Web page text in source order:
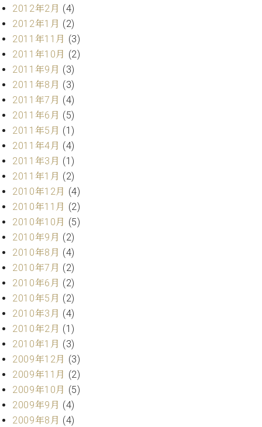
2012年2月 (4)
2012年1月 (2)
2011年11月 (3)
2011年10月 (2)
2011年9月 (3)
2011年8月 (3)
2011年7月 (4)
2011年6月 (5)
2011年5月 (1)
2011年4月 (4)
2011年3月 (1)
2011年1月 (2)
2010年12月 (4)
2010年11月 (2)
2010年10月 (5)
2010年9月 (2)
2010年8月 (4)
2010年7月 (2)
2010年6月 (2)
2010年5月 (2)
2010年3月 (4)
2010年2月 (1)
2010年1月 (3)
2009年12月 (3)
2009年11月 (2)
2009年10月 (5)
2009年9月 (4)
2009年8月 (4)